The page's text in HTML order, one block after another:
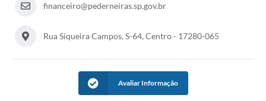
financeiro@pederneiras.sp.gov.br
Rua Siqueira Campos, S-64, Centro - 17280-065
Avaliar Informação